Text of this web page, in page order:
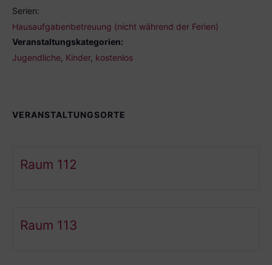
Serien:
Hausaufgabenbetreuung (nicht während der Ferien)
Veranstaltungskategorien:
Jugendliche Kinder, kostenlos
VERANSTALTUNGSORTE
Raum 112
Raum 113